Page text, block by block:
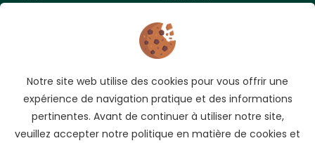
Souscrivez pour recevoir les meilleures opportunités.
Notre site web utilise des cookies pour vous offrir une
expérience de navigation pratique et des informations
pertinentes. Avant de continuer à utiliser notre site,
veuillez accepter notre politique en matière de cookies et